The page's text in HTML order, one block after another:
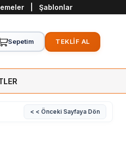
Şablonlar
Sepetim TEKLİF AL
< < Önceki Sayfaya Dön